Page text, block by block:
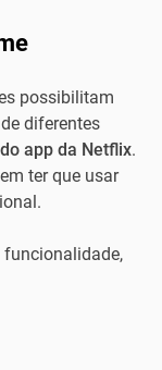
possibilitam
diferentes
app da Netflix.
ter que usar